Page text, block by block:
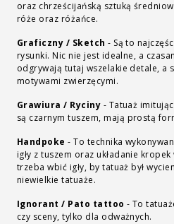
oraz chrześcijańską sztuką
róże oraz różańce.
Graficzny / Sketch - Są to
rysunki. Nic nie jest idealne, a
odgrywają tutaj wszelakie detale, a
motywami zwierzęcymi.
Grawiura / Ryciny - Tatuaż
są czarnym tuszem, mają prostą
Handpoke - To technika
igły z tuszem oraz układanie
trzeba wbić igły, by tatuaż był
niewielkie tatuaże.
Ignorant / Pato tattoo - To
czy sceny, tylko dla odważnych.